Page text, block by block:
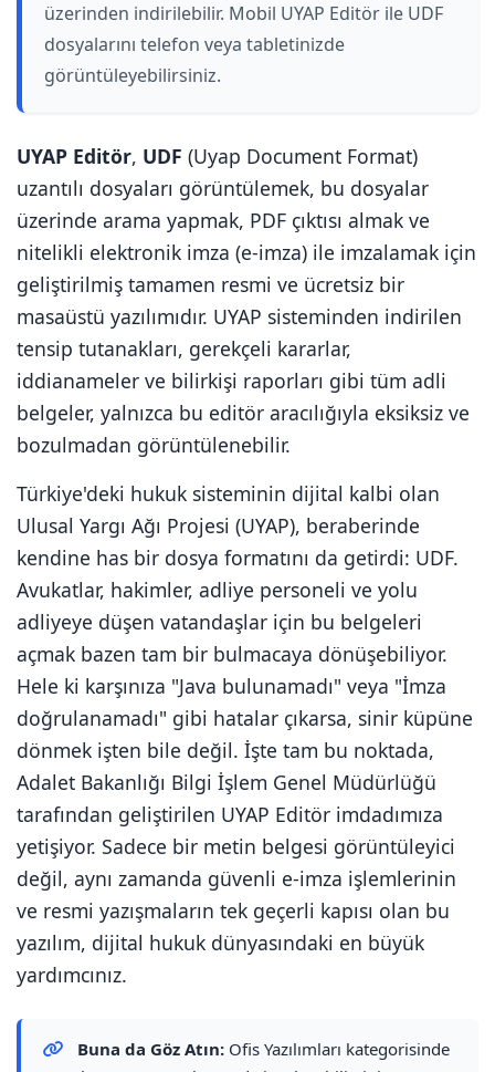
üzerinden indirilebilir. Mobil UYAP Editör ile UDF
dosyalarını telefon veya tabletinizde
görüntüleyebilirsiniz.
UYAP Editör, UDF (Uyap Document Format)
uzantılı dosyaları görüntülemek, bu dosyalar
üzerinde arama yapmak, PDF çıktısı almak ve
nitelikli elektronik imza (e-imza) ile imzalamak için
geliştirilmiş tamamen resmi ve ücretsiz bir
masaüstü yazılımıdır. UYAP sisteminden indirilen
tensip tutanakları, gerekçeli kararlar,
iddianameler ve bilirkişi raporları gibi tüm adli
belgeler, yalnızca bu editör aracılığıyla eksiksiz ve
bozulmadan görüntülenebilir.
Türkiye'deki hukuk sisteminin dijital kalbi olan
Ulusal Yargı Ağı Projesi (UYAP), beraberinde
kendine has bir dosya formatını da getirdi: UDF.
Avukatlar, hakimler, adliye personeli ve yolu
adliyeye düşen vatandaşlar için bu belgeleri
açmak bazen tam bir bulmacaya dönüşebiliyor.
Hele ki karşınıza "Java bulunamadı" veya "İmza
doğrulanamadı" gibi hatalar çıkarsa, sinir küpüne
dönmek işten bile değil. İşte tam bu noktada,
Adalet Bakanlığı Bilgi İşlem Genel Müdürlüğü
tarafından geliştirilen UYAP Editör imdadımıza
yetişiyor. Sadece bir metin belgesi görüntüleyici
değil, aynı zamanda güvenli e-imza işlemlerinin
ve resmi yazışmaların tek geçerli kapısı olan bu
yazılım, dijital hukuk dünyasındaki en büyük
yardımcınız.
Buna da Göz Atın: Ofis Yazılımları kategorisinde